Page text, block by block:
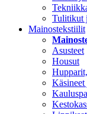
Tulitikut
Mainostekstiilit
Asusteet
Housut
Käsineet